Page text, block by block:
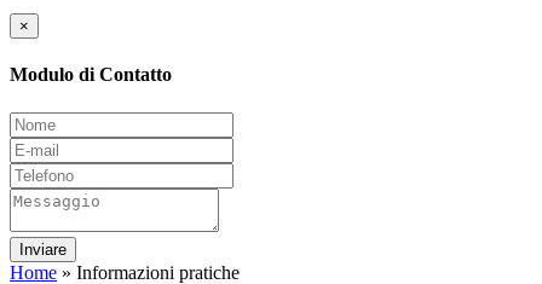
×
Modulo di Contatto
Inviare
Home » Informazioni pratiche